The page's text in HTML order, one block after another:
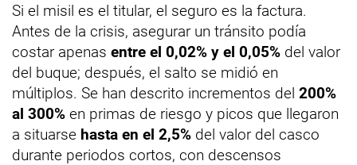
Si el misil es el titular, el seguro es la factura.
Antes de la crisis, asegurar un tránsito podía
costar apenas entre el 0,02% y el 0,05% del valor
del buque; después, el salto se midió en
múltiplos. Se han descrito incrementos del 200%
al 300% en primas de riesgo y picos que llegaron
a situarse hasta en el 2,5% del valor del casco
durante periodos cortos, con descensos